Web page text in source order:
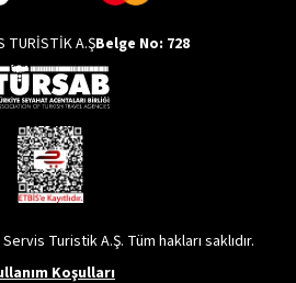
TURİSTİK A.ŞBelge No: 728
Turistik A.Ş. Tüm hakları saklıdır.
Koşulları